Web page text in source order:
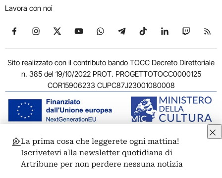
Lavora con noi
Seguici su Facebook
Seguici su Instagram
Seguici su X
Seguici su YouTube
Seguici su WhatsApp
Seguici su Telegram
Seguici su TikTok
Seguici su
Seguici
Sito realizzato con il contributo bando TOCC Decreto Direttoriale
n. 385 del 19/10/2022 PROT. PROGETTOTOCC0000125
COR15906233 CUPC87J23001080008
© 2011-2026 ARTRIBUNE srl – Corso Vittorio Emanuele II, 287 –
00186 Roma - P.I. 11381581005
Privacy: Responsabile della protezione dei dati personali
La prima cosa che leggerete ogni mattina!
Iscrivetevi alla newsletter quotidiana di
Artribune per non perdere nessuna notizia